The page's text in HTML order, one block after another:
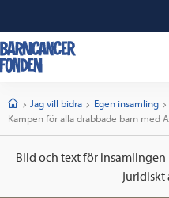
StartJag vill bidra
Egen insamling
Current:
Kampen för alla drabbade barn med
Bild och text för
juridiskt